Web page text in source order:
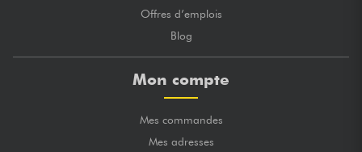
Offres d’emplois
Blog
Mon compte
Mes commandes
Mes adresses